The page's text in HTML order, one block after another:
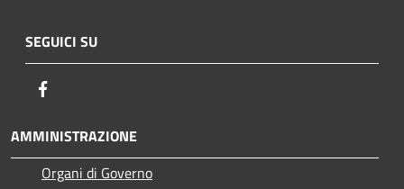
SEGUICI SU
AMMINISTRAZIONE
Organi di Governo